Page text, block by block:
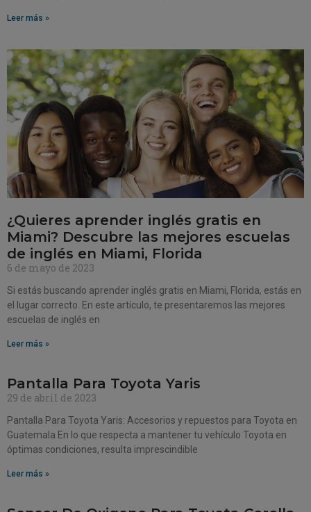
Leer más »
¿Quieres aprender inglés gratis en
Miami? Descubre las mejores escuelas
de inglés en Miami, Florida
6 de mayo de 2023
Si estás buscando aprender inglés gratis en Miami, Florida, estás en
el lugar correcto. En este artículo, te presentaremos las mejores
escuelas de inglés en
Leer más »
Pantalla Para Toyota Yaris
29 de abril de 2023
Pantalla Para Toyota Yaris: Accesorios y repuestos para Toyota en
Guatemala En lo que respecta a mantener tu vehículo Toyota en
óptimas condiciones, resulta imprescindible
Leer más »